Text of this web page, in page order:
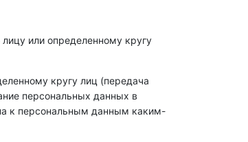
или определенному кругу
кругу лиц (передача
персональных данных в
к персональным данным каким-